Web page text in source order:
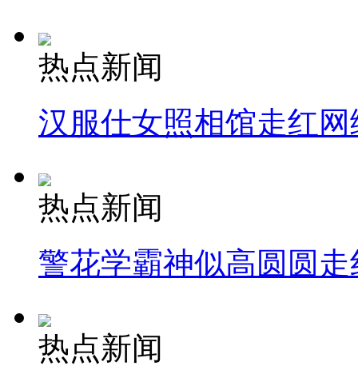
热点新闻
汉服仕女照相馆走红网
热点新闻
警花学霸神似高圆圆走
热点新闻